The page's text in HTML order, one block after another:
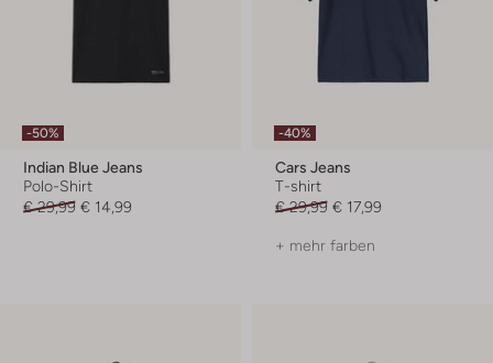
-50%
Indian Blue Jeans
Polo-Shirt
€ 29,99 € 14,99
-40%
Cars Jeans
T-shirt
€ 29,99 € 17,99
+ mehr farben